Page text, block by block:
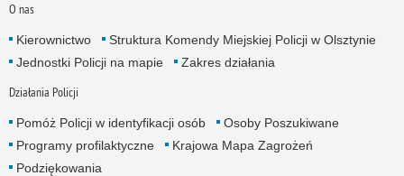
O nas
Kierownictwo
Struktura Komendy Miejskiej Policji w Olsztynie
Jednostki Policji na mapie
Zakres działania
Działania Policji
Pomóż Policji w identyfikacji osób
Osoby Poszukiwane
Programy profilaktyczne
Krajowa Mapa Zagrożeń
Podziękowania